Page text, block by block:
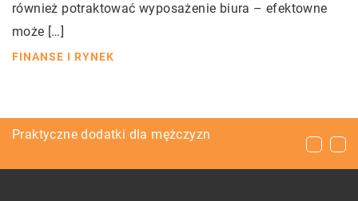
również potraktować wyposażenie biura – efektowne
może […]
FINANSE I RYNEK
Wpływ lamp na wystrój wnętrza
Praktyczne dodatki dla mężczyzn
Dlaczego warto inwestować w szkolenia swoich